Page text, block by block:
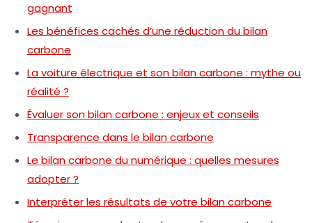
gagnant
Les bénéfices cachés d’une réduction du bilan
carbone
La voiture électrique et son bilan carbone : mythe ou
réalité ?
Évaluer son bilan carbone : enjeux et conseils
Transparence dans le bilan carbone
Le bilan carbone du numérique : quelles mesures
adopter ?
Interpréter les résultats de votre bilan carbone